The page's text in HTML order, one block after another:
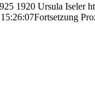
925 1920 Ursula Iseler
Fortsetzung